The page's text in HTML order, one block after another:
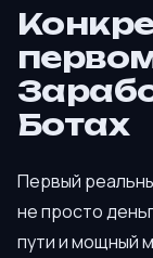
Ботах
Первый
не просто
пути и мощный